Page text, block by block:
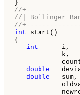
//
//| Bollinger Bands
//
int start()
{
int i,
k,
double
double